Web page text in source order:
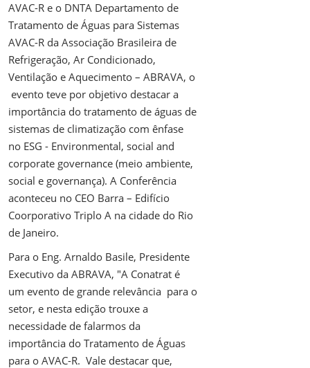
AVAC-R e o DNTA Departamento de
Tratamento de Águas para Sistemas
AVAC-R da Associação Brasileira de
Refrigeração, Ar Condicionado,
Ventilação e Aquecimento – ABRAVA, o
evento teve por objetivo destacar a
importância do tratamento de águas de
sistemas de climatização com ênfase
no ESG - Environmental, social and
corporate governance (meio ambiente,
social e governança). A Conferência
aconteceu no CEO Barra – Edifício
Coorporativo Triplo A na cidade do Rio
de Janeiro.
Para o Eng. Arnaldo Basile, Presidente
Executivo da ABRAVA, "A Conatrat é
um evento de grande relevância para o
setor, e nesta edição trouxe a
necessidade de falarmos da
importância do Tratamento de Águas
para o AVAC-R. Vale destacar que,